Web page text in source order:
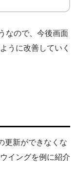
なので、今後画面
うに改善していく
更新ができなくな
イングを例に紹介